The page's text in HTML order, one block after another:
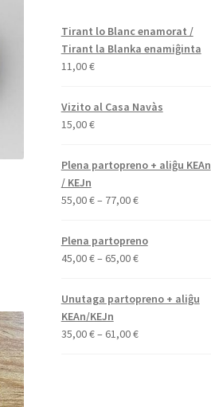
Tirant lo Blanc enamorat /
Tirant la Blanka enamiĝinta
11,00€
Vizito al Casa Navàs
15,00€
Plena partopreno + aliĝu KEAn
/ KEJn
55,00€– 77,00€Price
through
Plena partopreno
45,00€– 65,00€Price
through
65,00 €
Unutaga partopreno + aliĝu
KEAn/KEJn
35,00€– 61,00€Price